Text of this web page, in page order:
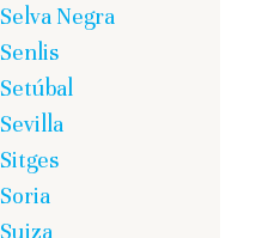
Selva Negra
Senlis
Setúbal
Sevilla
Sitges
Soria
Suiza